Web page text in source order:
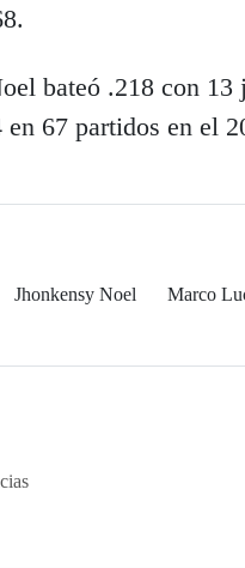
bateó .218 con 13
en 67 partidos en el
Jhonkensy Noel Marco